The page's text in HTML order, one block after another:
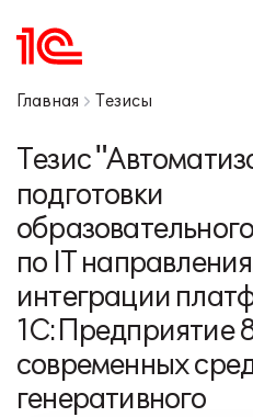
Главная Тезисы
Тезис
подготовки
по IT
интеграции
1С:Предприятие
современных
генеративного